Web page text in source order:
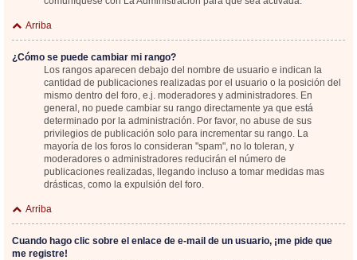
Arriba
¿Cómo se puede cambiar mi rango?
Los rangos aparecen debajo del nombre de usuario e indican la
cantidad de publicaciones realizadas por el usuario o la posición del
mismo dentro del foro, e.j. moderadores y administradores. En
general, no puede cambiar su rango directamente ya que está
determinado por la administración. Por favor, no abuse de sus
privilegios de publicación solo para incrementar su rango. La
mayoría de los foros lo consideran "spam", no lo toleran, y
moderadores o administradores reducirán el número de
publicaciones realizadas, llegando incluso a tomar medidas mas
drásticas, como la expulsión del foro.
Arriba
Cuando hago clic sobre el enlace de e-mail de un usuario, ¡me pide que
me registre!